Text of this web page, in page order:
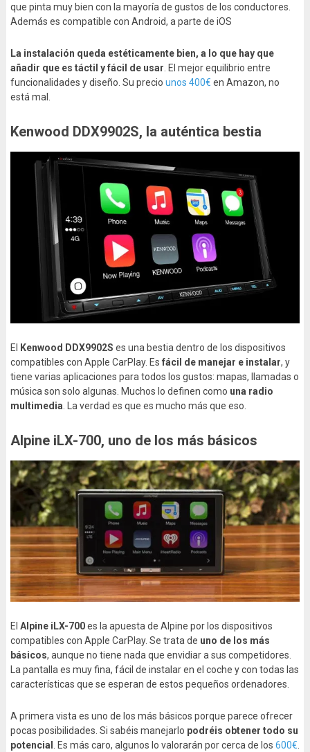
que pinta muy bien con la mayoría de gustos de los conductores.
Además es compatible con Android, a parte de iOS
La instalación queda estéticamente bien, a lo que hay que
añadir que es táctil y fácil de usar . El mejor equilibrio entre
funcionalidades y diseño. Su precio unos 400€ en Amazon, no
está mal.
Kenwood DDX9902S, la auténtica bestia
El Kenwood DDX9902S es una bestia dentro de los dispositivos
compatibles con Apple CarPlay. Es fácil de manejar e instalar, y
tiene varias aplicaciones para todos los gustos: mapas, llamadas o
música son solo algunas. Muchos lo definen como una radio
multimedia . La verdad es que es mucho más que eso.
Alpine iLX-700, uno de los más básicos
El Alpine iLX-700es la apuesta de Alpine por los dispositivos
compatibles con Apple CarPlay. Se trata de uno de los más
básicos, aunque no tiene nada que envidiar a sus competidores.
La pantalla es muy fina, fácil de instalar en el coche y con todas las
características que se esperan de estos pequeños ordenadores.
A primera vista es uno de los más básicos porque parece ofrecer
pocas posibilidades. Si sabéis manejarlo podréis obtener todo su
potencial . Es más caro, algunos lo valorarán por cerca de los 600€.